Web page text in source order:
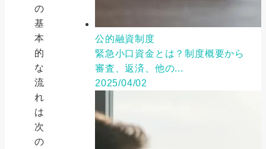
の
基
本
的
な
流
れ
は
次
の
公的融資制度
緊急小口資金とは？制度概要から
審査、返済、他の...
2025/04/02